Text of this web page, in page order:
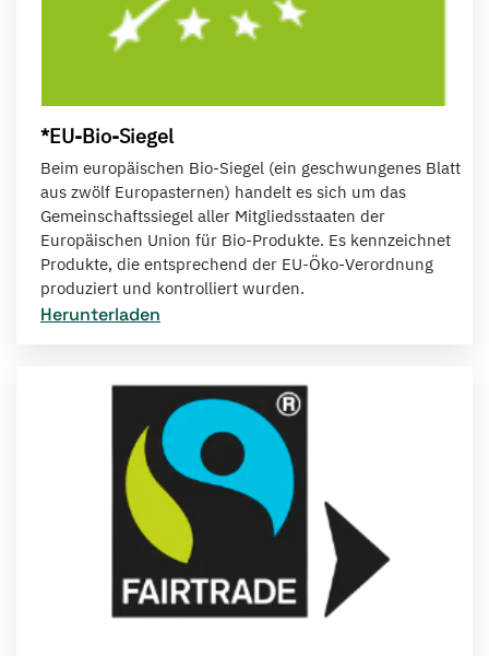
*EU-Bio-Siegel
Beim europäischen Bio-Siegel (ein geschwungenes Blatt
aus zwölf Europasternen) handelt es sich um das
Gemeinschaftssiegel aller Mitgliedsstaaten der
Europäischen Union für Bio-Produkte. Es kennzeichnet
Produkte, die entsprechend der EU-Öko-Verordnung
produziert und kontrolliert wurden.
Herunterladen